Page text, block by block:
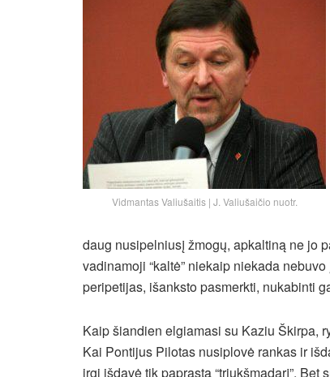
Vidmantas Valiušaitis | J. Valiušaičio nuotr.
daug nusipelniusį žmogų, apkaltiną ne jo
vadinamoji “kaltė” niekaip niekada
peripetijas, išanksto pasmerkti, nukabinti
Kaip šiandien elgiamasi su Kaziu Škirpa,
Kai Pontijus Pilotas nusiplovė rankas ir
irgi išdavė tik paprastą “triukšmadarį”.